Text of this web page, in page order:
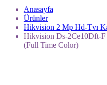
Anasayfa
Ürünler
Hikvision 2 Mp Hd-Tvı
Hikvision Ds-2Ce10Dft-F
(Full Time Color)